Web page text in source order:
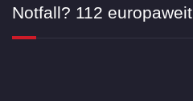
Notfall? 112 europaweit